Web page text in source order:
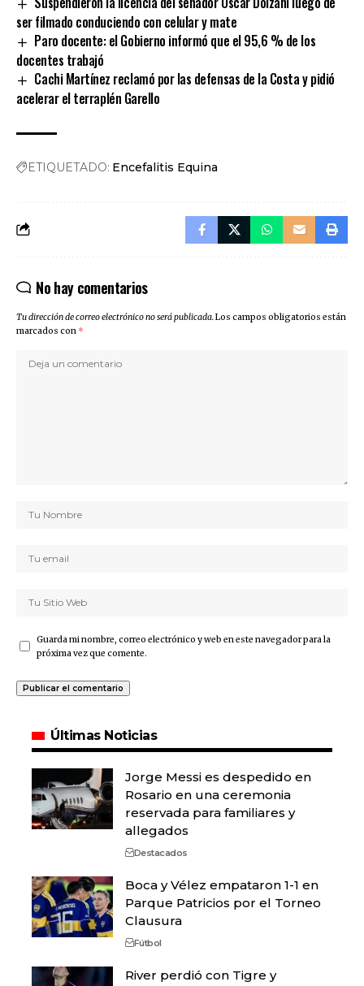
ser filmado conduciendo con celular y mate
Paro docente: el Gobierno informó que el 95,6 % de los
docentes trabajó
Cachi Martínez reclamó por las defensas de la Costa y pidió
acelerar el terraplén Garello
ETIQUETADO: Encefalitis Equina
No hay comentarios
Tu dirección de correo electrónico no será publicada.Los campos obligatorios están
marcados con *
Guarda mi nombre, correo electrónico y web en este navegador para la
próxima vez que comente.
Últimas Noticias
Jorge Messi es despedido en
Rosario en una ceremonia
reservada para familiares y
allegados
Destacados
Boca y Vélez empataron 1-1 en
Parque Patricios por el Torneo
Clausura
Fútbol
River perdió con Tigre y